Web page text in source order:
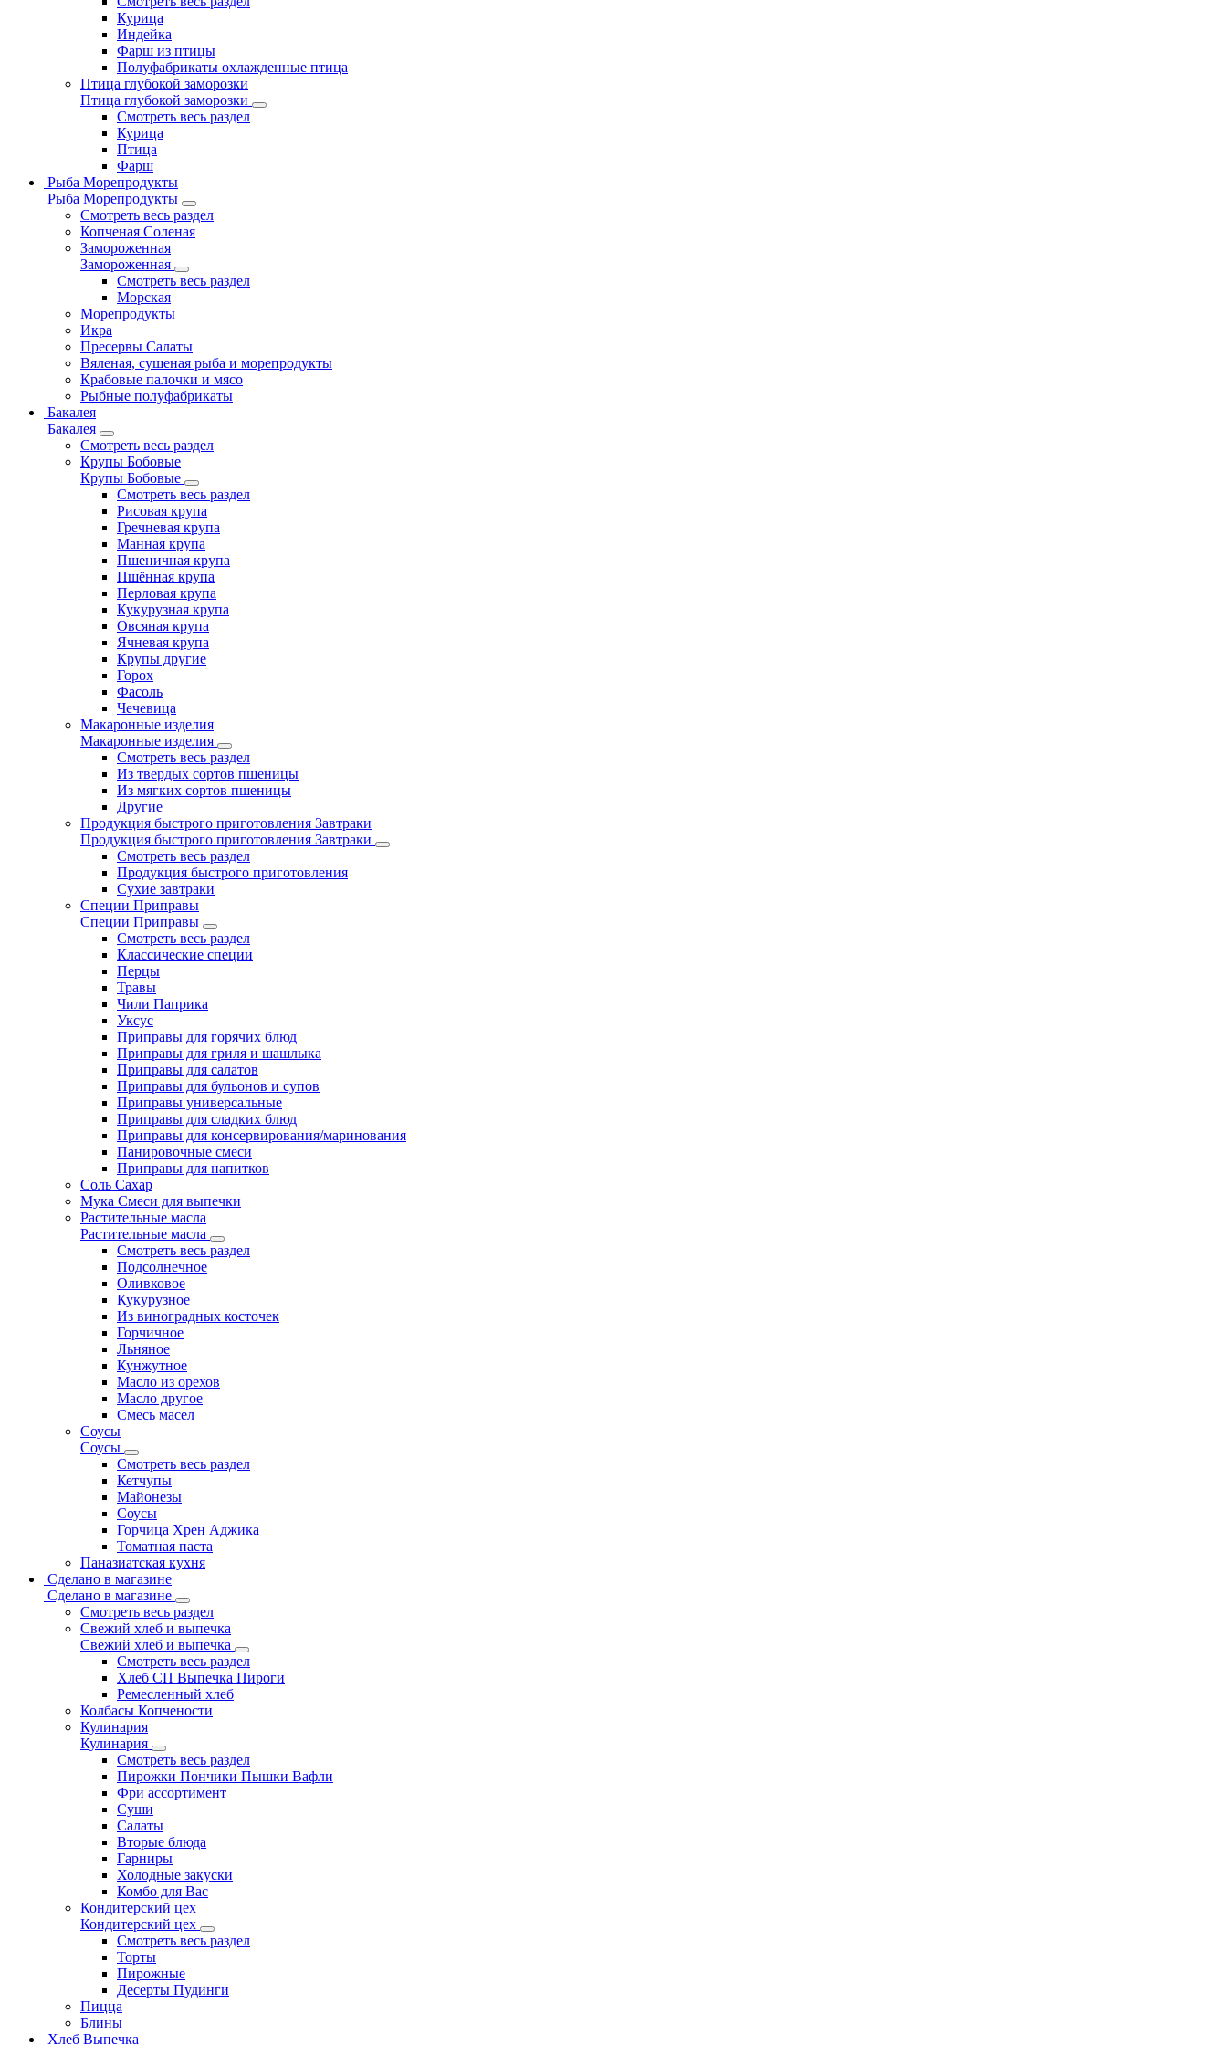
Курица
Индейка
Фарш из птицы
Полуфабрикаты охлажденные птица
Птица глубокой заморозки
Птица глубокой заморозки
Смотреть весь раздел
Курица
Птица
Фарш
Рыба Морепродукты
Рыба Морепродукты
Смотреть весь раздел
Копченая Соленая
Замороженная
Замороженная
Смотреть весь раздел
Морская
Морепродукты
Икра
Пресервы Салаты
Вяленая, сушеная рыба и морепродукты
Крабовые палочки и мясо
Рыбные полуфабрикаты
Бакалея
Бакалея
Смотреть весь раздел
Крупы Бобовые
Крупы Бобовые
Смотреть весь раздел
Рисовая крупа
Гречневая крупа
Манная крупа
Пшеничная крупа
Пшённая крупа
Перловая крупа
Кукурузная крупа
Овсяная крупа
Ячневая крупа
Крупы другие
Горох
Фасоль
Чечевица
Макаронные изделия
Макаронные изделия
Смотреть весь раздел
Из твердых сортов пшеницы
Из мягких сортов пшеницы
Другие
Продукция быстрого приготовления Завтраки
Продукция быстрого приготовления Завтраки
Смотреть весь раздел
Продукция быстрого приготовления
Сухие завтраки
Специи Приправы
Специи Приправы
Смотреть весь раздел
Классические специи
Перцы
Травы
Чили Паприка
Уксус
Приправы для горячих блюд
Приправы для гриля и шашлыка
Приправы для салатов
Приправы для бульонов и супов
Приправы универсальные
Приправы для сладких блюд
Приправы для консервирования/маринования
Панировочные смеси
Приправы для напитков
Соль Сахар
Мука Смеси для выпечки
Растительные масла
Растительные масла
Смотреть весь раздел
Подсолнечное
Оливковое
Кукурузное
Из виноградных косточек
Горчичное
Льняное
Кунжутное
Масло из орехов
Масло другое
Смесь масел
Соусы
Соусы
Смотреть весь раздел
Кетчупы
Майонезы
Соусы
Горчица Хрен Аджика
Томатная паста
Паназиатская кухня
Сделано в магазине
Сделано в магазине
Смотреть весь раздел
Свежий хлеб и выпечка
Свежий хлеб и выпечка
Смотреть весь раздел
Хлеб СП Выпечка Пироги
Ремесленный хлеб
Колбасы Копчености
Кулинария
Кулинария
Смотреть весь раздел
Пирожки Пончики Пышки Вафли
Фри ассортимент
Суши
Салаты
Вторые блюда
Гарниры
Холодные закуски
Комбо для Вас
Кондитерский цех
Кондитерский цех
Смотреть весь раздел
Торты
Пирожные
Десерты Пудинги
Пицца
Блины
Хлеб Выпечка